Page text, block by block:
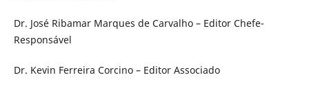
Dr. José Ribamar Marques de Carvalho – Editor Chefe-
Responsável
Dr. Kevin Ferreira Corcino – Editor Associado